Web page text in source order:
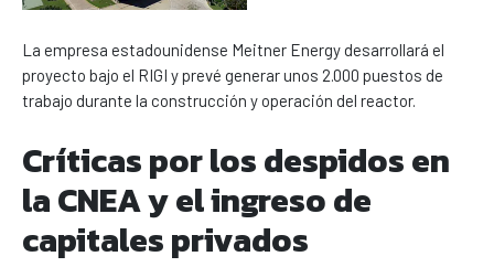
La empresa estadounidense Meitner Energy desarrollará el
proyecto bajo el RIGI y prevé generar unos 2.000 puestos de
trabajo durante la construcción y operación del reactor.
Críticas por los despidos en
la CNEA y el ingreso de
capitales privados